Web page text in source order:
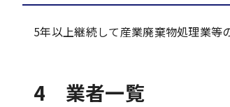
5年以上継続して産業廃棄物処理業等
4 業者一覧